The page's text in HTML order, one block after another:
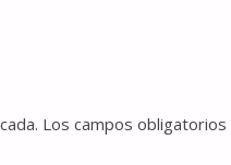
Los campos